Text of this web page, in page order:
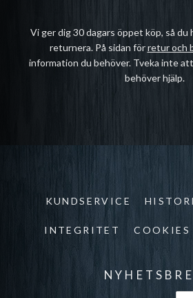
Vi ger dig 30 dagars öppet köp, så du
returnera. På sidan förretur och
information du behöver. Tveka inte att
behöver hjälp.
KUNDSERVICE
INTEGRITET COOKIES